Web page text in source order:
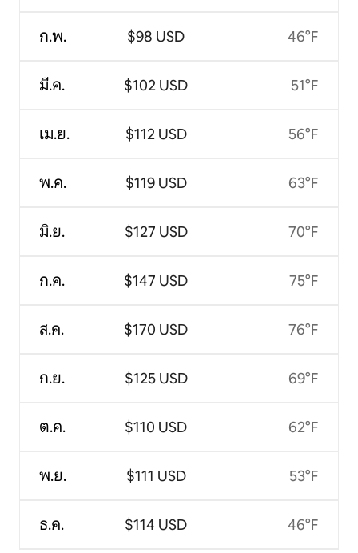
ก.พ.
มี.ค.
เม.ย.
พ.ค.
มิ.ย.
ก.ค.
ส.ค.
ก.ย.
ต.ค.
พ.ย.
ธ.ค.
$98 USD
$102 USD
$112 USD
$119 USD
$127 USD
$147 USD
$170 USD
$125 USD
$110 USD
$111 USD
$114 USD
46°F
51°F
56°F
63°F
70°F
75°F
76°F
69°F
62°F
53°F
46°F